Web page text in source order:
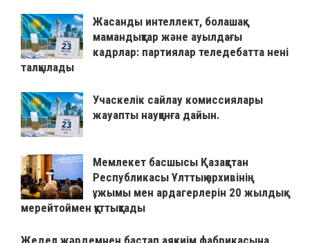
Жасанды интеллект, болашақ
мамандықтар және ауылдағы
кадрлар: партиялар теледебатта нені
талқылады
Учаскелік сайлау комиссиялары
жауапты науқанға дайын.
Мемлекет басшысы Қазақстан
Республикасы Ұлттық архивінің
ұжымы мен ардагерлерін 20 жылдық
мерейтоймен құттықтады
Жедел жәрдемнен бастап аяқкиім фабрикасына